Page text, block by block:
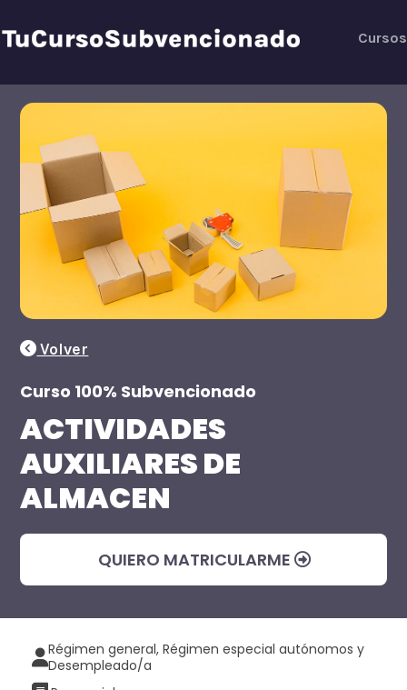
al
Cursos
Volver
Curso 100% Subvencionado
ACTIVIDADES
AUXILIARES DE
ALMACEN
QUIERO MATRICULARME
Régimen general, Régimen especial autónomos y
Desempleado/a